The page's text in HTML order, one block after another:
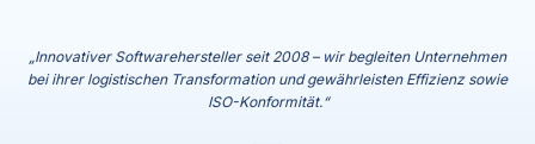
„Innovativer Softwarehersteller seit 2008 – wir begleiten Unternehmen
bei ihrer logistischen Transformation und gewährleisten Effizienz sowie
ISO-Konformität.“